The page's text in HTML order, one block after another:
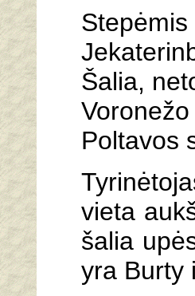
Šalia,
Poltavos
vieta
šalia
yra Burty